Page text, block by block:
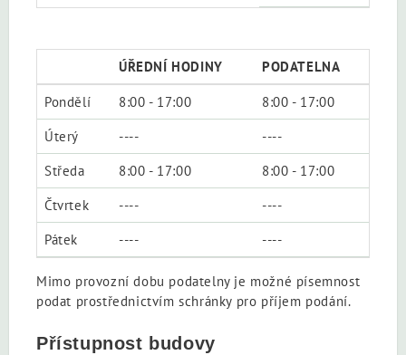
ÚŘEDNÍ HODINY PODATELNA
Pondělí 8:00 - 17:00
8:00 - 17:00
Úterý
----
----
Středa
8:00 - 17:00
8:00 - 17:00
Čtvrtek
----
----
Pátek
---- ----
Mimo provozní dobu podatelny je možné písemnost
podat prostřednictvím schránky pro příjem podání.
Přístupnost budovy